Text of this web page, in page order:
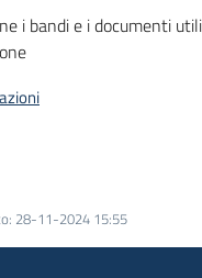
i bandi e i documenti
: 28-11-2024 15:55